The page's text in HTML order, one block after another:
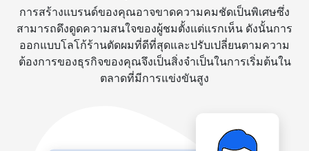
การสร้างแบรนด์ของคุณอาจขาดความคมชัดเป็นพิเศษซึ่ง
สามารถดึงดูดความสนใจของผู้ชมตั้งแต่แรกเห็น ดังนั้นการ
ออกแบบโลโก้ร้านตัดผมที่ดีที่สุดและปรับเปลี่ยนตามความ
ต้องการของธุรกิจของคุณจึงเป็นสิ่งจำเป็นในการเริ่มต้นใน
ตลาดที่มีการแข่งขันสูง